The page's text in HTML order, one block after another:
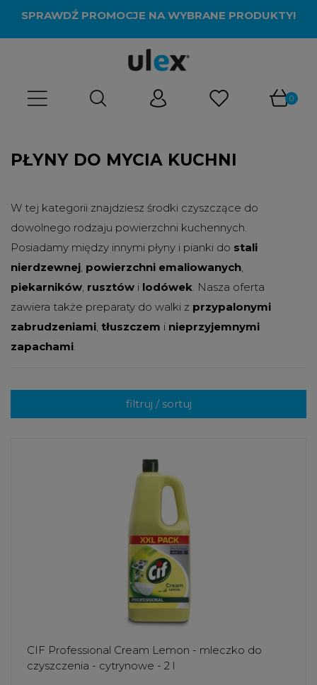
SPRAWDŹ PROMOCJE NA WYBRANE PRODUKTY!
PŁYNY DO MYCIA KUCHNI
W tej kategorii znajdziesz środki czyszczące do
dowolnego rodzaju powierzchni kuchennych.
Posiadamy między innymi płyny i pianki do stali
nierdzewnej, powierzchni emaliowanych,
piekarników, rusztów i lodówek. Nasza oferta
zawiera także preparaty do walki z przypalonymi
zabrudzeniami, tłuszczem i nieprzyjemnymi
zapachami.
filtruj / sortuj
CIF Professional Cream Lemon - mleczko do
czyszczenia - cytrynowe - 2 l